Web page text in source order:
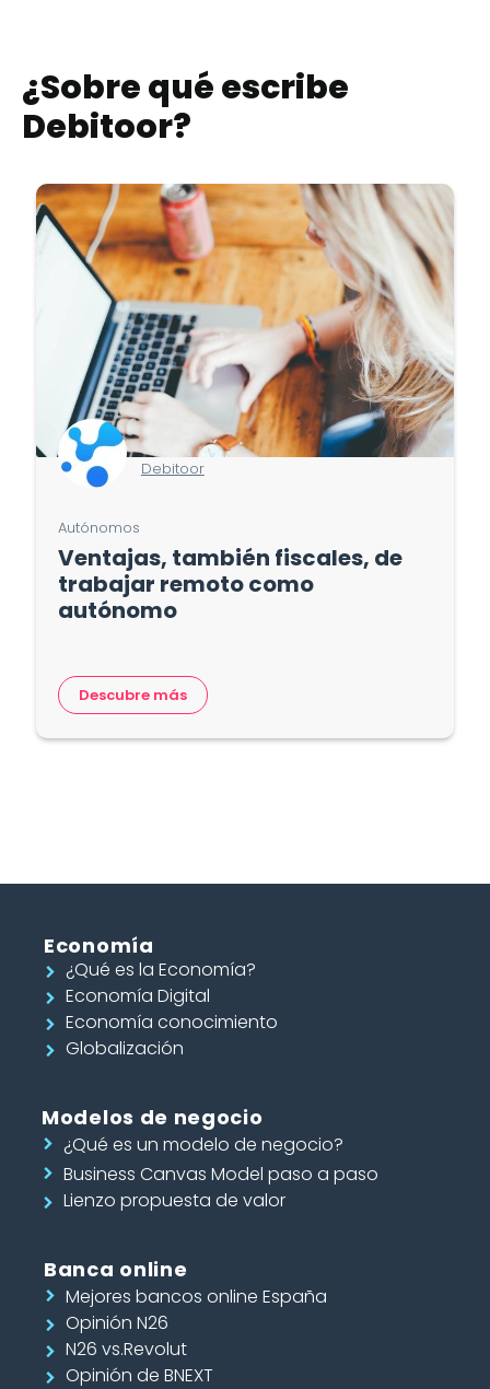
¿Sobre qué escribe
Debitoor?
Debitoor
Autónomos
Ventajas, también fiscales, de
trabajar remoto como
autónomo
Descubre más
Economía
¿Qué es la Economía?
Economía Digital
Economía conocimiento
Globalización
Modelos de negocio
¿Qué es un modelo de negocio?
Business Canvas Model paso a paso
Lienzo propuesta de valor
Banca online
Mejores bancos online España
Opinión N26
N26 vs.Revolut
Opinión de BNEXT